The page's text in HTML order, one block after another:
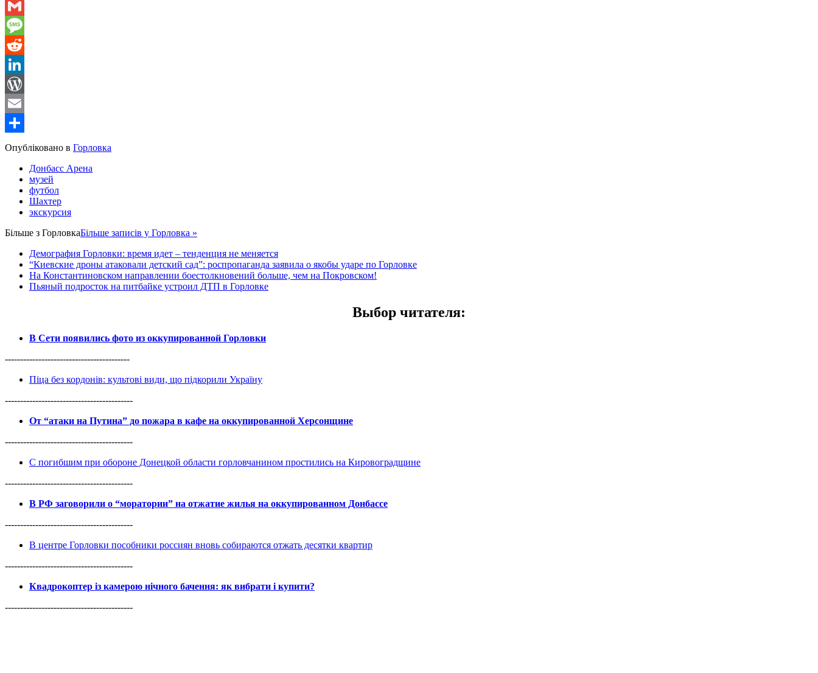
WhatsApp
Gmail
Message
Reddit
LinkedIn
WordPress
Email
Share
Опубліковано в Горловка
Донбасс Арена
музей
футбол
Шахтер
экскурсия
Більше з ГорловкаБільше записів у Горловка »
Демография Горловки: время идет – тенденция не меняется
“Киевские дроны атаковали детский сад”: роспропаганда заявила о якобы ударе по Горловке
На Константиновском направлении боестолкновений больше, чем на Покровском!
Пьяный подросток на питбайке устроил ДТП в Горловке
Выбор читателя:
В Сети появились фото из оккупированной Горловки
-----------------------------------------
Піца без кордонів: культові види, що підкорили Україну
------------------------------------------
От “атаки на Путина” до пожара в кафе на оккупированной Херсонщине
------------------------------------------
С погибшим при обороне Донецкой области горловчанином простились на Кировоградщине
------------------------------------------
В РФ заговорили о “моратории” на отжатие жилья на оккупированном Донбассе
------------------------------------------
В центре Горловки пособники россиян вновь собираются отжать десятки квартир
------------------------------------------
Квадрокоптер із камерою нічного бачення: як вибрати і купити?
------------------------------------------